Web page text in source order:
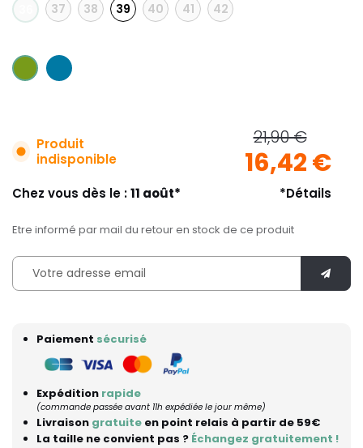
37 38 39 40 41 42
Produit
indisponible
21,90 €
16,42 €
Chez vous dès le :11 août* *Détails
Etre informé par mail du retour en stock de ce produit
Paiement sécurisé
Expédition rapide
(commande passée avant 11h expédiée le jour même)
Livraison gratuite en point relais à partir de 59€
La taille ne convient pas ? Échangez gratuitement !